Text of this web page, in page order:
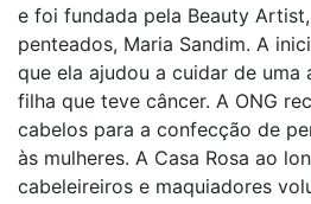
e foi fundada pela Beauty
penteados, Maria Sandim. A
que ela ajudou a cuidar de uma
filha que teve câncer. A ONG
cabelos para a confecção de
às mulheres. A Casa Rosa ao
cabeleireiros e maquiadores